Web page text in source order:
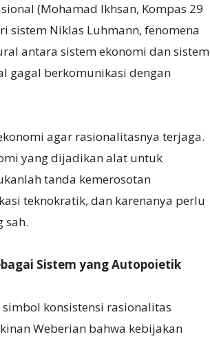
(Mohamad Ikhsan, Kompas 29
sistem Niklas Luhmann, fenomena
antara sistem ekonomi dan sistem
gagal berkomunikasi dengan
agar rasionalitasnya terjaga.
yang dijadikan alat untuk
tanda kemerosotan
teknokratik, dan karenanya perlu
sah.
Sistem yang Autopoietik
konsistensi rasionalitas
Weberian bahwa kebijakan